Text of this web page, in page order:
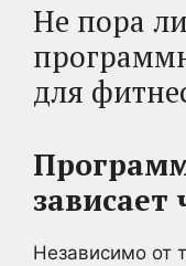
Не пора
для
зависает
Независимо от